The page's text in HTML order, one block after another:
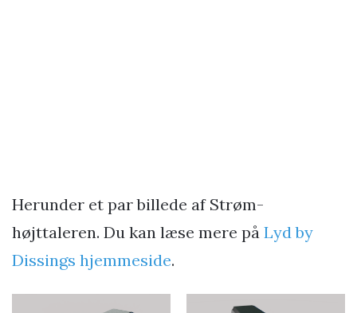
Herunder et par billede af Strøm-
højttaleren. Du kan læse mere på Lyd by
Dissings hjemmeside.